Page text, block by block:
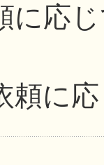
に応
頼に